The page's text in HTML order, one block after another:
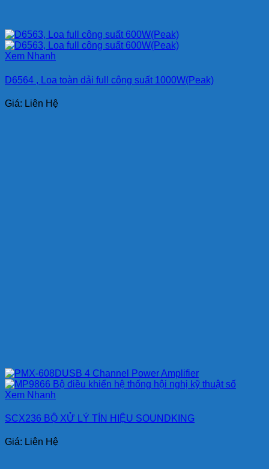
Xem Nhanh
D6564 , Loa toàn dải full công suất 1000W(Peak)
Giá: Liên Hệ
Xem Nhanh
SCX236 BỘ XỬ LÝ TÍN HIỆU SOUNDKING
Giá: Liên Hệ